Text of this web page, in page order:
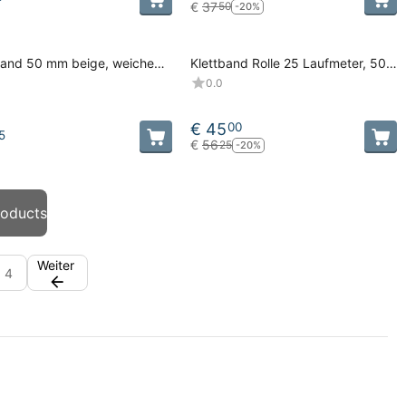
€ 3750 -20%
50 mm beige, weiche
Klettband Rolle 25 Laufmeter, 50
mm beige, weiche Seite, Flausch
0.0
€ 4500
€ 5625 -20%
4 Weiter